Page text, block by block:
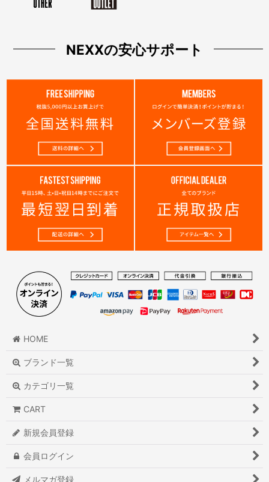
NEXXの安心サポート
HOME
ブランド一覧
カテゴリ一覧
CART
新規会員登録
会員ログイン
メルマガ登録